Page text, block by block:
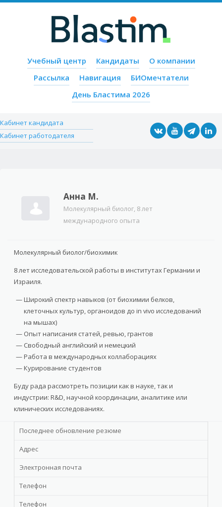
Меню
Пропустить содержимое
Учебный центр Кандидаты
О компании
Рассылка
Навигация
БИОмечтатели
День Бластима 2026
Кабинет кандидата
Кабинет работодателя
Анна М.
Молекулярный биолог, 8 лет
международного опыта
Молекулярный биолог/биохимик
8 лет исследовательской работы в институтах Германии и
Израиля.
Широкий спектр навыков (от биохимии белков,
клеточных культур, органоидов до in vivo исследований
на мышах)
Опыт написания статей, ревью, грантов
Свободный английский и немецкий
Работа в международных коллаборациях
Курирование студентов
Буду рада рассмотреть позиции как в науке, так и
индустрии: R&D, научной координации, аналитике или
клинических исследованиях.
Последнее обновление резюме
Адрес
Электронная почта
Телефон
Телефон